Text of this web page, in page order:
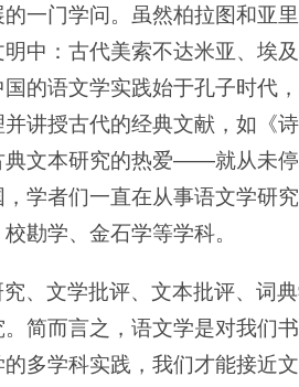
一门学问。虽然柏拉图和亚
中：古代美索不达米亚、埃
的语文学实践始于孔子时代
讲授古代的经典文献，如《诗
文本研究的热爱——就从未停
学者们一直在从事语文学研
勘学、金石学等学科。
、文学批评、文本批评、词
简而言之，语文学是对我们
多学科实践，我们才能接近文